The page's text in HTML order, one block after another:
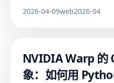
2026-04-09web2026-04
NVIDIA Warp 的
象：如何用